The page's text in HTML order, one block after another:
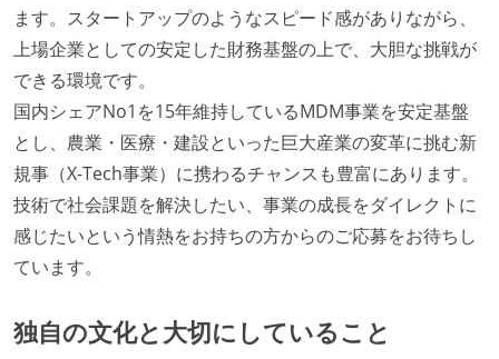
ます。スタートアップのようなスピード感がありながら、
上場企業としての安定した財務基盤の上で、大胆な挑戦が
できる環境です。
国内シェアNo1を15年維持しているMDM事業を安定基盤
とし、農業・医療・建設といった巨大産業の変革に挑む新
規事（X-Tech事業）に携わるチャンスも豊富にあります。
技術で社会課題を解決したい、事業の成長をダイレクトに
感じたいという情熱をお持ちの方からのご応募をお待ちし
ています。
独自の文化と大切にしていること